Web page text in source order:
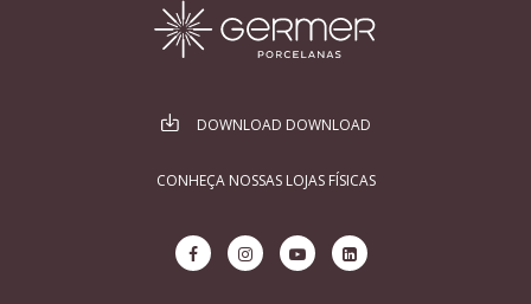
DOWNLOAD DOWNLOAD
CONHEÇA NOSSAS LOJAS FÍSICAS